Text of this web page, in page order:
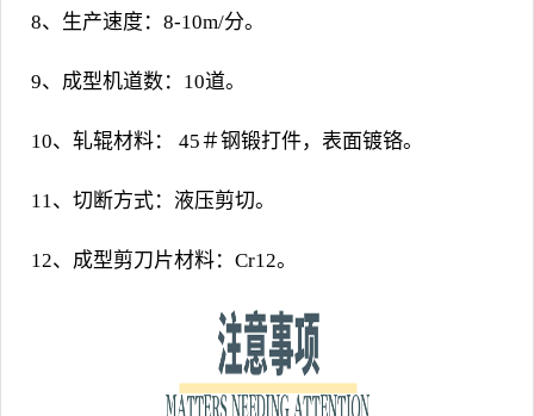
8、生产速度：8-10m/分。
9、成型机道数：10道。
10、轧辊材料： 45＃钢锻打件，表面镀铬。
11、切断方式：液压剪切。
12、成型剪刀片材料：Cr12。